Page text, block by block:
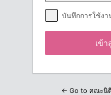
บันทึกการใช้ง
← Go to คณะนิ